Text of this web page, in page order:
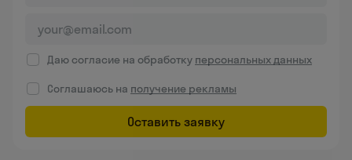
Даю согласие на обработку персональных данных
Соглашаюсь на получение рекламы
Оставить заявку